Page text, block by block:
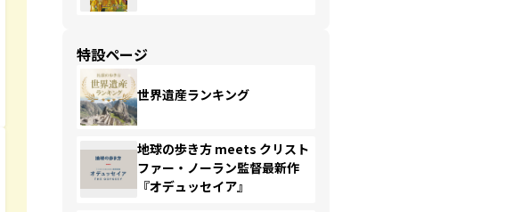
特設ページ
世界遺産ランキング
地球の歩き方 meets クリスト
ファー・ノーラン監督最新作
『オデュッセイア』